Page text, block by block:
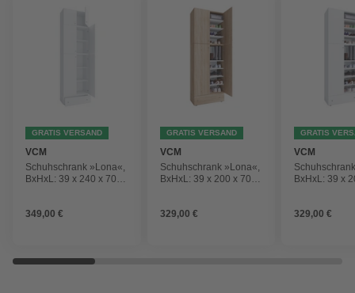
GRATIS VERSAND
VCM
Schuhschrank »Lona«,
BxHxL: 39 x 240 x 70
349,00 €
GRATIS VERSAND
VCM
Schuhschrank »Lona«,
BxHxL: 39 x 200 x 70
329,00 €
GRATIS
VCM
BxHxL: 39 x
329,00 €